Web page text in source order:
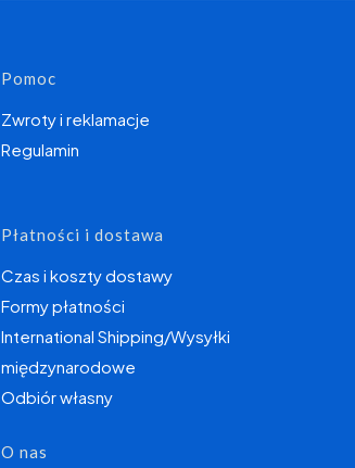
Linki w stopce
Pomoc
Zwroty i reklamacje
Regulamin
Płatności i dostawa
Czas i koszty dostawy
Formy płatności
International Shipping/Wysyłki
międzynarodowe
Odbiór własny
O nas